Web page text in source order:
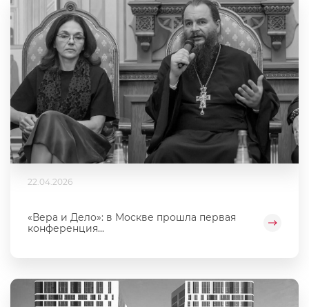
22.04.2026
«Вера и Дело»: в Москве прошла первая
конференция...